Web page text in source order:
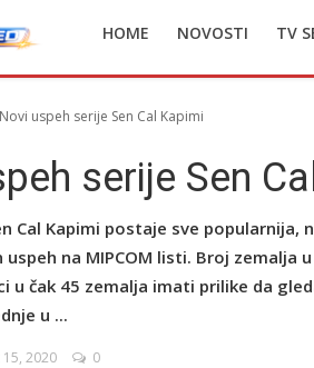
HOME NOVOSTI TV
Novi uspeh serije Sen Cal Kapimi
serije Sen
Cal Kapimi postaje sve
uspeh na MIPCOM listi. Broj
u čak 45 zemalja imati prilike da
u ...
15, 2020 0